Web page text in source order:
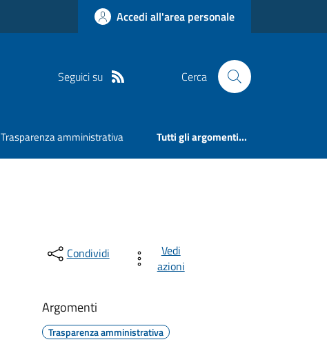
Accedi all'area personale
Seguici su Cerca
Trasparenza amministrativa Tutti gli argomenti...
Condividi
Vedi
azioni
Argomenti
Trasparenza amministrativa